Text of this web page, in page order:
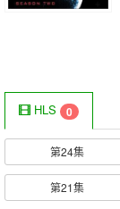
HLS 0
第24集
第21集